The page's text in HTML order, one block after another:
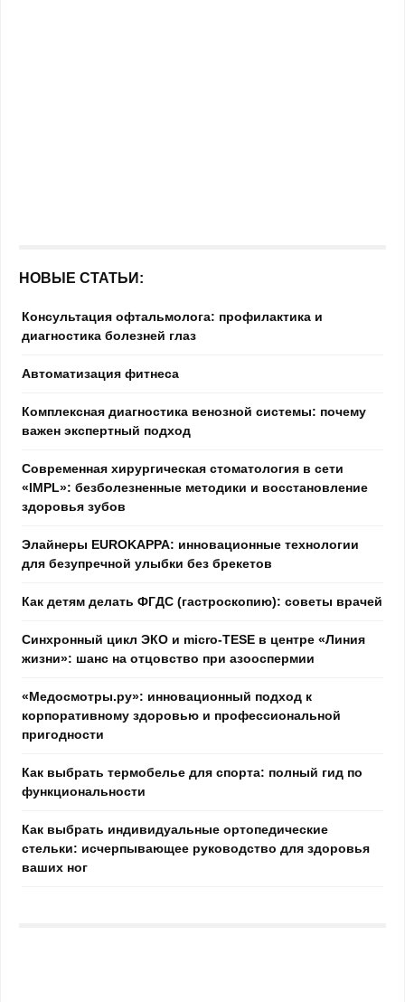
НОВЫЕ СТАТЬИ:
Консультация офтальмолога: профилактика и
диагностика болезней глаз
Автоматизация фитнеса
Комплексная диагностика венозной системы: почему
важен экспертный подход
Современная хирургическая стоматология в сети
«IMPL»: безболезненные методики и восстановление
здоровья зубов
Элайнеры EUROKAPPA: инновационные технологии
для безупречной улыбки без брекетов
Как детям делать ФГДС (гастроскопию): советы врачей
Синхронный цикл ЭКО и micro-TESE в центре «Линия
жизни»: шанс на отцовство при азооспермии
«Медосмотры.ру»: инновационный подход к
корпоративному здоровью и профессиональной
пригодности
Как выбрать термобелье для спорта: полный гид по
функциональности
Как выбрать индивидуальные ортопедические
стельки: исчерпывающее руководство для здоровья
ваших ног